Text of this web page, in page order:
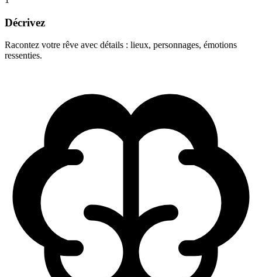
Décrivez
Racontez votre rêve avec détails : lieux, personnages, émotions
ressenties.